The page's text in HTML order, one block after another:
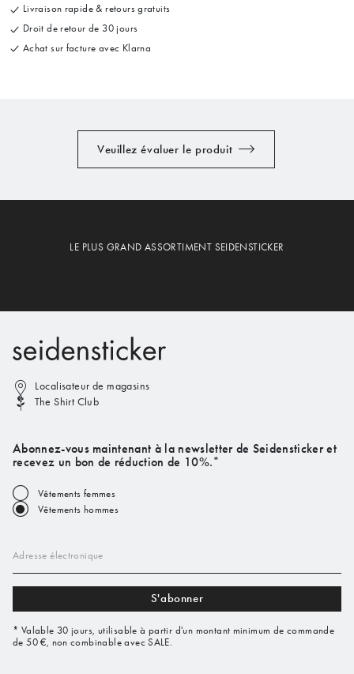
Livraison rapide & retours gratuits
Droit de retour de 30 jours
Achat sur facture avec Klarna
Veuillez évaluer le produit
LE PLUS GRAND ASSORTIMENT SEIDENSTICKER
Localisateur de magasins
The Shirt Club
Abonnez-vous maintenant à la newsletter de Seidensticker et
recevez un bon de réduction de 10%.*
Vêtements femmes
Vêtements hommes
Adresse électronique
S'abonner
* Valable 30 jours, utilisable à partir d'un montant minimum de commande
de 50 €, non combinable avec SALE.